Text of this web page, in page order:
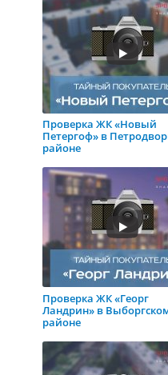
Проверка ЖК «Новый
Петергоф» в
районе
Проверка ЖК «Георг
Ландрин» в
районе